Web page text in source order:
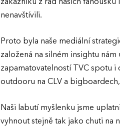
nenavštívili.
Proto byla naše mediální
založená na silném insightu
zapamatovatelností TVC spotu
outdooru na CLV a
Naši labutí myšlenku jsme
vyhnout stejně tak jako chuti na